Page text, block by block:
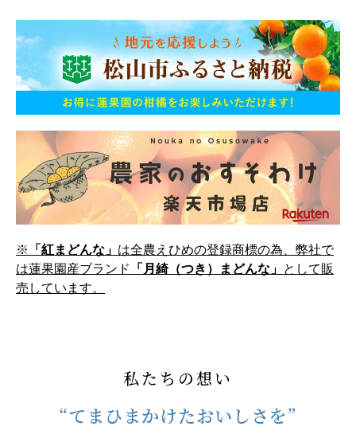
※ 「紅まどんな」 は全農えひめの登録商標の為、弊社で
は蓮果園産ブランド 「月綺（つき）まどんな」 として販
売しています。
私たちの想い
“てまひまかけたおいしさを”